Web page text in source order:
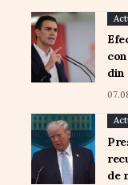
din
de